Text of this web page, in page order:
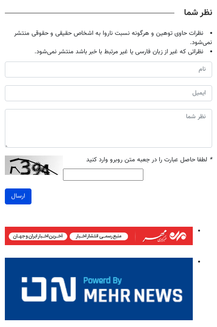
نظر شما
نظرات حاوی توهین و هرگونه نسبت ناروا به اشخاص حقیقی و حقوقی منتشر
نمی‌شود.
نظراتی که غیر از زبان فارسی یا غیر مرتبط با خبر باشد منتشر نمی‌شود.
* لطفا حاصل عبارت را در جعبه متن روبرو وارد کنید
ارسال